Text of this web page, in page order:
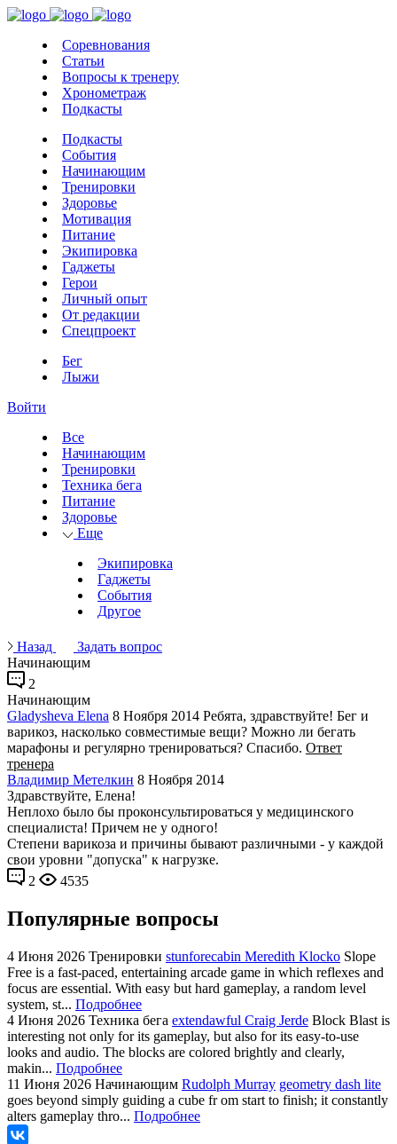
Соревнования
Статьи
Вопросы к тренеру
Хронометраж
Подкасты
Подкасты
События
Начинающим
Тренировки
Здоровье
Мотивация
Питание
Экипировка
Гаджеты
Герои
Личный опыт
От редакции
Спецпроект
Бег
Лыжи
Войти
Все
Начинающим
Тренировки
Техника бега
Питание
Здоровье
Еще
Экипировка
Гаджеты
События
Другое
Назад
Задать вопрос
Начинающим
2
Начинающим
Gladysheva Elena 8 Ноября 2014 Ребята, здравствуйте! Бег и
варикоз, насколько совместимые вещи? Можно ли бегать
марафоны и регулярно тренироваться? Спасибо. Ответ
тренера
Владимир Метелкин 8 Ноября 2014
Здравствуйте, Елена!
Неплохо было бы проконсультироваться у медицинского
специалиста! Причем не у одного!
Степени варикоза и причины бывают различными - у каждой
свои уровни "допуска" к нагрузке.
2
4535
Популярные вопросы
4 Июня 2026 Тренировки stunforecabin Meredith Klocko Slope
Free is a fast-paced, entertaining arcade game in which reflexes and
focus are essential. With easy but hard gameplay, a random level
system, st... Подробнее
4 Июня 2026 Техника бега extendawful Craig Jerde Block Blast is
interesting not only for its gameplay, but also for its easy-to-use
looks and audio. The blocks are colored brightly and clearly,
makin... Подробнее
11 Июня 2026 Начинающим Rudolph Murray geometry dash lite
goes beyond simply guiding a cube fr om start to finish; it constantly
alters gameplay thro... Подробнее